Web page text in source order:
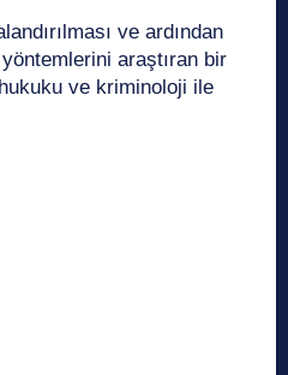
ve ardından
araştıran bir
ve kriminoloji ile